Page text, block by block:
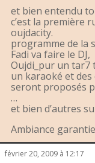
et bien entendu
c’est la première
oujdacity.
programme de la
Fadi va faire le DJ,
Oujdi_pur un tar7
un karaoké et
seront proposés
…
et bien d’autres
Ambiance garantie
février 20, 2009 à 12:17